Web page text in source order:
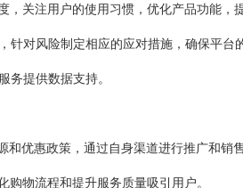
关注用户的使用习惯，优化产品功能，
对风险制定相应的应对措施，确保平台
提供数据支持。
优惠政策，通过自身渠道进行推广和销售
物流程和提升服务质量吸引用户。